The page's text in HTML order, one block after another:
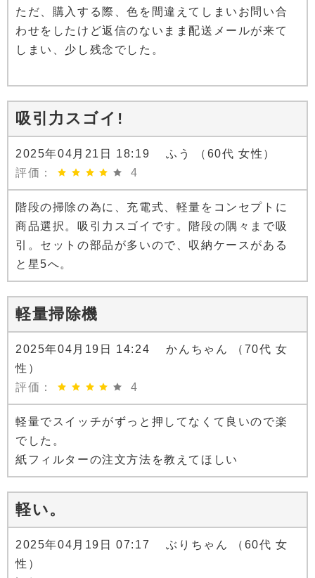
ただ、購入する際、色を間違えてしまいお問い合
わせをしたけど返信のないまま配送メールが来て
しまい、少し残念でした。
吸引力スゴイ!
2025年04月21日 18:19 ふう （60代 女性）
評価：
4
階段の掃除の為に、充電式、軽量をコンセプトに
商品選択。吸引力スゴイです。階段の隅々まで吸
引。セットの部品が多いので、収納ケースがある
と星5へ。
軽量掃除機
2025年04月19日 14:24 かんちゃん （70代 女
性）
評価：
4
軽量でスイッチがずっと押してなくて良いので楽
でした。
紙フィルターの注文方法を教えてほしい
軽い。
2025年04月19日 07:17 ぶりちゃん （60代 女
性）